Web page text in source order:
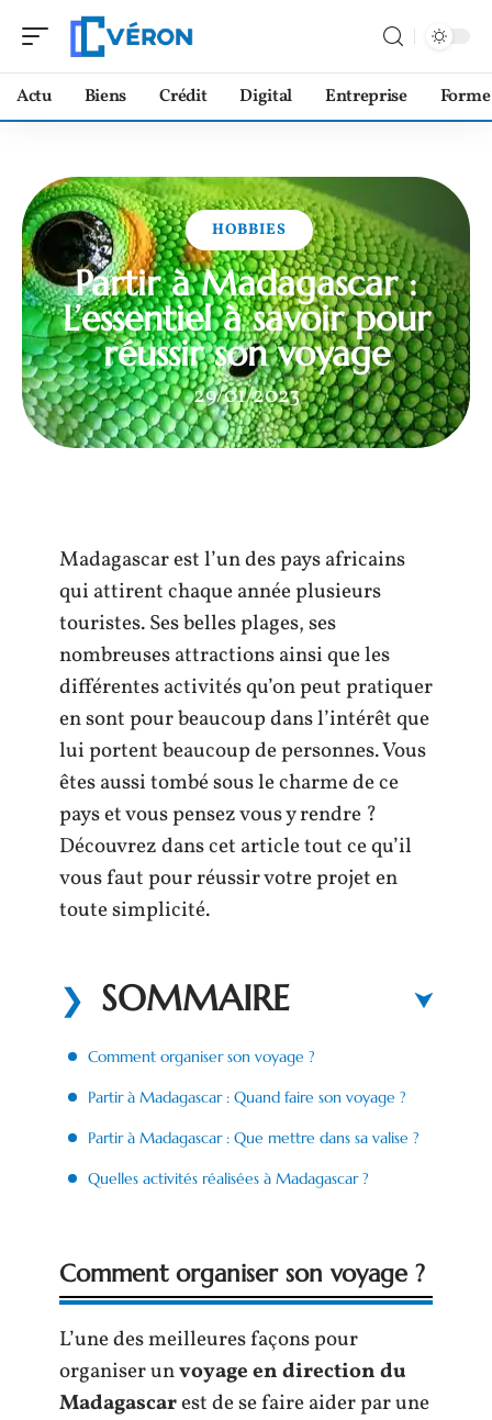
Actu Biens Crédit Digital Entreprise Forme
HOBBIES
Partir à Madagascar :
L’essentiel à savoir pour
réussir son voyage
29/01/2023
Madagascar est l’un des pays africains
qui attirent chaque année plusieurs
touristes. Ses belles plages, ses
nombreuses attractions ainsi que les
différentes activités qu’on peut pratiquer
en sont pour beaucoup dans l’intérêt que
lui portent beaucoup de personnes. Vous
êtes aussi tombé sous le charme de ce
pays et vous pensez vous y rendre ?
Découvrez dans cet article tout ce qu’il
vous faut pour réussir votre projet en
toute simplicité.
SOMMAIRE
Comment organiser son voyage ?
Partir à Madagascar : Quand faire son voyage ?
Partir à Madagascar : Que mettre dans sa valise ?
Quelles activités réalisées à Madagascar ?
Comment organiser son voyage ?
L’une des meilleures façons pour
organiser unvoyage en direction du
Madagascarest de se faire aider par une